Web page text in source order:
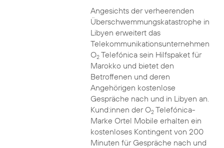
Angesichts der verheerenden
Überschwemmungskatastrophe in
Libyen erweitert das
Telekommunikationsunternehmen
O2Telefónica sein Hilfspaket für
Marokko und bietet den
Betroffenen und deren
Angehörigen kostenlose
Gespräche nach und in Libyen an.
Kund:innen der O2Telefónica-
Marke Ortel Mobile erhalten ein
kostenloses Kontingent von 200
Minuten für Gespräche nach und